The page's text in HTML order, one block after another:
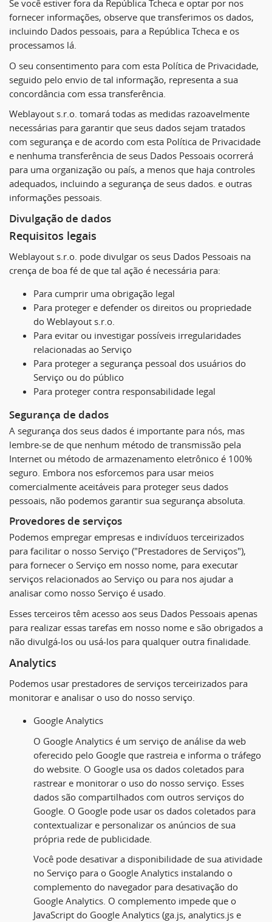
Se você estiver fora da República Tcheca e optar por nos
fornecer informações, observe que transferimos os dados,
incluindo Dados pessoais, para a República Tcheca e os
processamos lá.
O seu consentimento para com esta Política de Privacidade,
seguido pelo envio de tal informação, representa a sua
concordância com essa transferência.
Weblayout s.r.o. tomará todas as medidas razoavelmente
necessárias para garantir que seus dados sejam tratados
com segurança e de acordo com esta Política de Privacidade
e nenhuma transferência de seus Dados Pessoais ocorrerá
para uma organização ou país, a menos que haja controles
adequados, incluindo a segurança de seus dados. e outras
informações pessoais.
Divulgação de dados
Requisitos legais
Weblayout s.r.o. pode divulgar os seus Dados Pessoais na
crença de boa fé de que tal ação é necessária para:
Para cumprir uma obrigação legal
Para proteger e defender os direitos ou propriedade
do Weblayout s.r.o.
Para evitar ou investigar possíveis irregularidades
relacionadas ao Serviço
Para proteger a segurança pessoal dos usuários do
Serviço ou do público
Para proteger contra responsabilidade legal
Segurança de dados
A segurança dos seus dados é importante para nós, mas
lembre-se de que nenhum método de transmissão pela
Internet ou método de armazenamento eletrônico é 100%
seguro. Embora nos esforcemos para usar meios
comercialmente aceitáveis ​​para proteger seus dados
pessoais, não podemos garantir sua segurança absoluta.
Provedores de serviços
Podemos empregar empresas e indivíduos terceirizados
para facilitar o nosso Serviço ("Prestadores de Serviços"),
para fornecer o Serviço em nosso nome, para executar
serviços relacionados ao Serviço ou para nos ajudar a
analisar como nosso Serviço é usado.
Esses terceiros têm acesso aos seus Dados Pessoais apenas
para realizar essas tarefas em nosso nome e são obrigados a
não divulgá-los ou usá-los para qualquer outra finalidade.
Analytics
Podemos usar prestadores de serviços terceirizados para
monitorar e analisar o uso do nosso serviço.
Google Analytics
O Google Analytics é um serviço de análise da web
oferecido pelo Google que rastreia e informa o tráfego
do website. O Google usa os dados coletados para
rastrear e monitorar o uso do nosso serviço. Esses
dados são compartilhados com outros serviços do
Google. O Google pode usar os dados coletados para
contextualizar e personalizar os anúncios de sua
própria rede de publicidade.
Você pode desativar a disponibilidade de sua atividade
no Serviço para o Google Analytics instalando o
complemento do navegador para desativação do
Google Analytics. O complemento impede que o
JavaScript do Google Analytics (ga.js, analytics.js e